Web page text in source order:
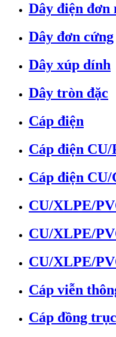
Dây điện đơn
Dây đơn cứng
Dây xúp dính
Dây tròn đặc
Cáp điện
Cáp điện CU/
Cáp điện CU/
CU/XLPE/
CU/XLPE/
CU/XLPE/
Cáp viễn
Cáp đồng trục